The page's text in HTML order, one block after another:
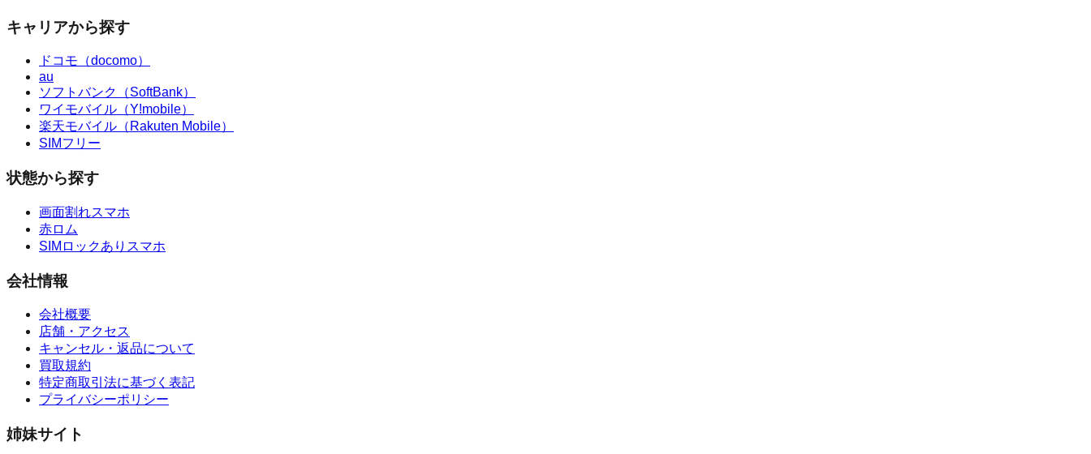
キャリアから探す
ドコモ（docomo）
au
ソフトバンク（SoftBank）
ワイモバイル（Y!mobile）
楽天モバイル（Rakuten Mobile）
SIMフリー
状態から探す
画面割れスマホ
赤ロム
SIMロックありスマホ
会社情報
会社概要
店舗・アクセス
キャンセル・返品について
買取規約
特定商取引法に基づく表記
プライバシーポリシー
姉妹サイト